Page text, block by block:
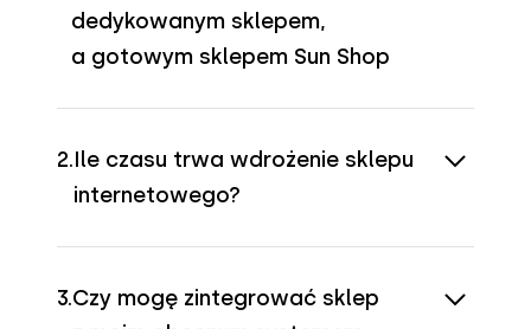
dedykowanym sklepem,
a gotowym sklepem Sun Shop
customizowany i dostosowany do
specyficznych potrzeb
wdrożeniu, oparte na gotowych
2.Ile czasu trwa wdrożenie sklepu
internetowego?
sklepu i złożoności projektu.
3.Czy mogę zintegrować sklep